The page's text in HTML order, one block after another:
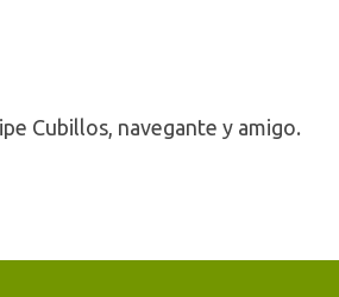
Cubillos, navegante y amigo.